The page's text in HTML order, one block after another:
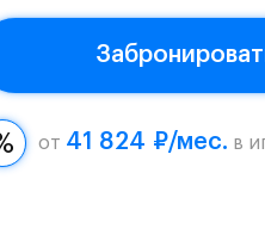
от 41 824 ₽/мес. в